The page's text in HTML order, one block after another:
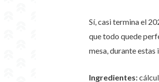
Sí, casi termina el
que todo quede
mesa, durante
Ingredientes: